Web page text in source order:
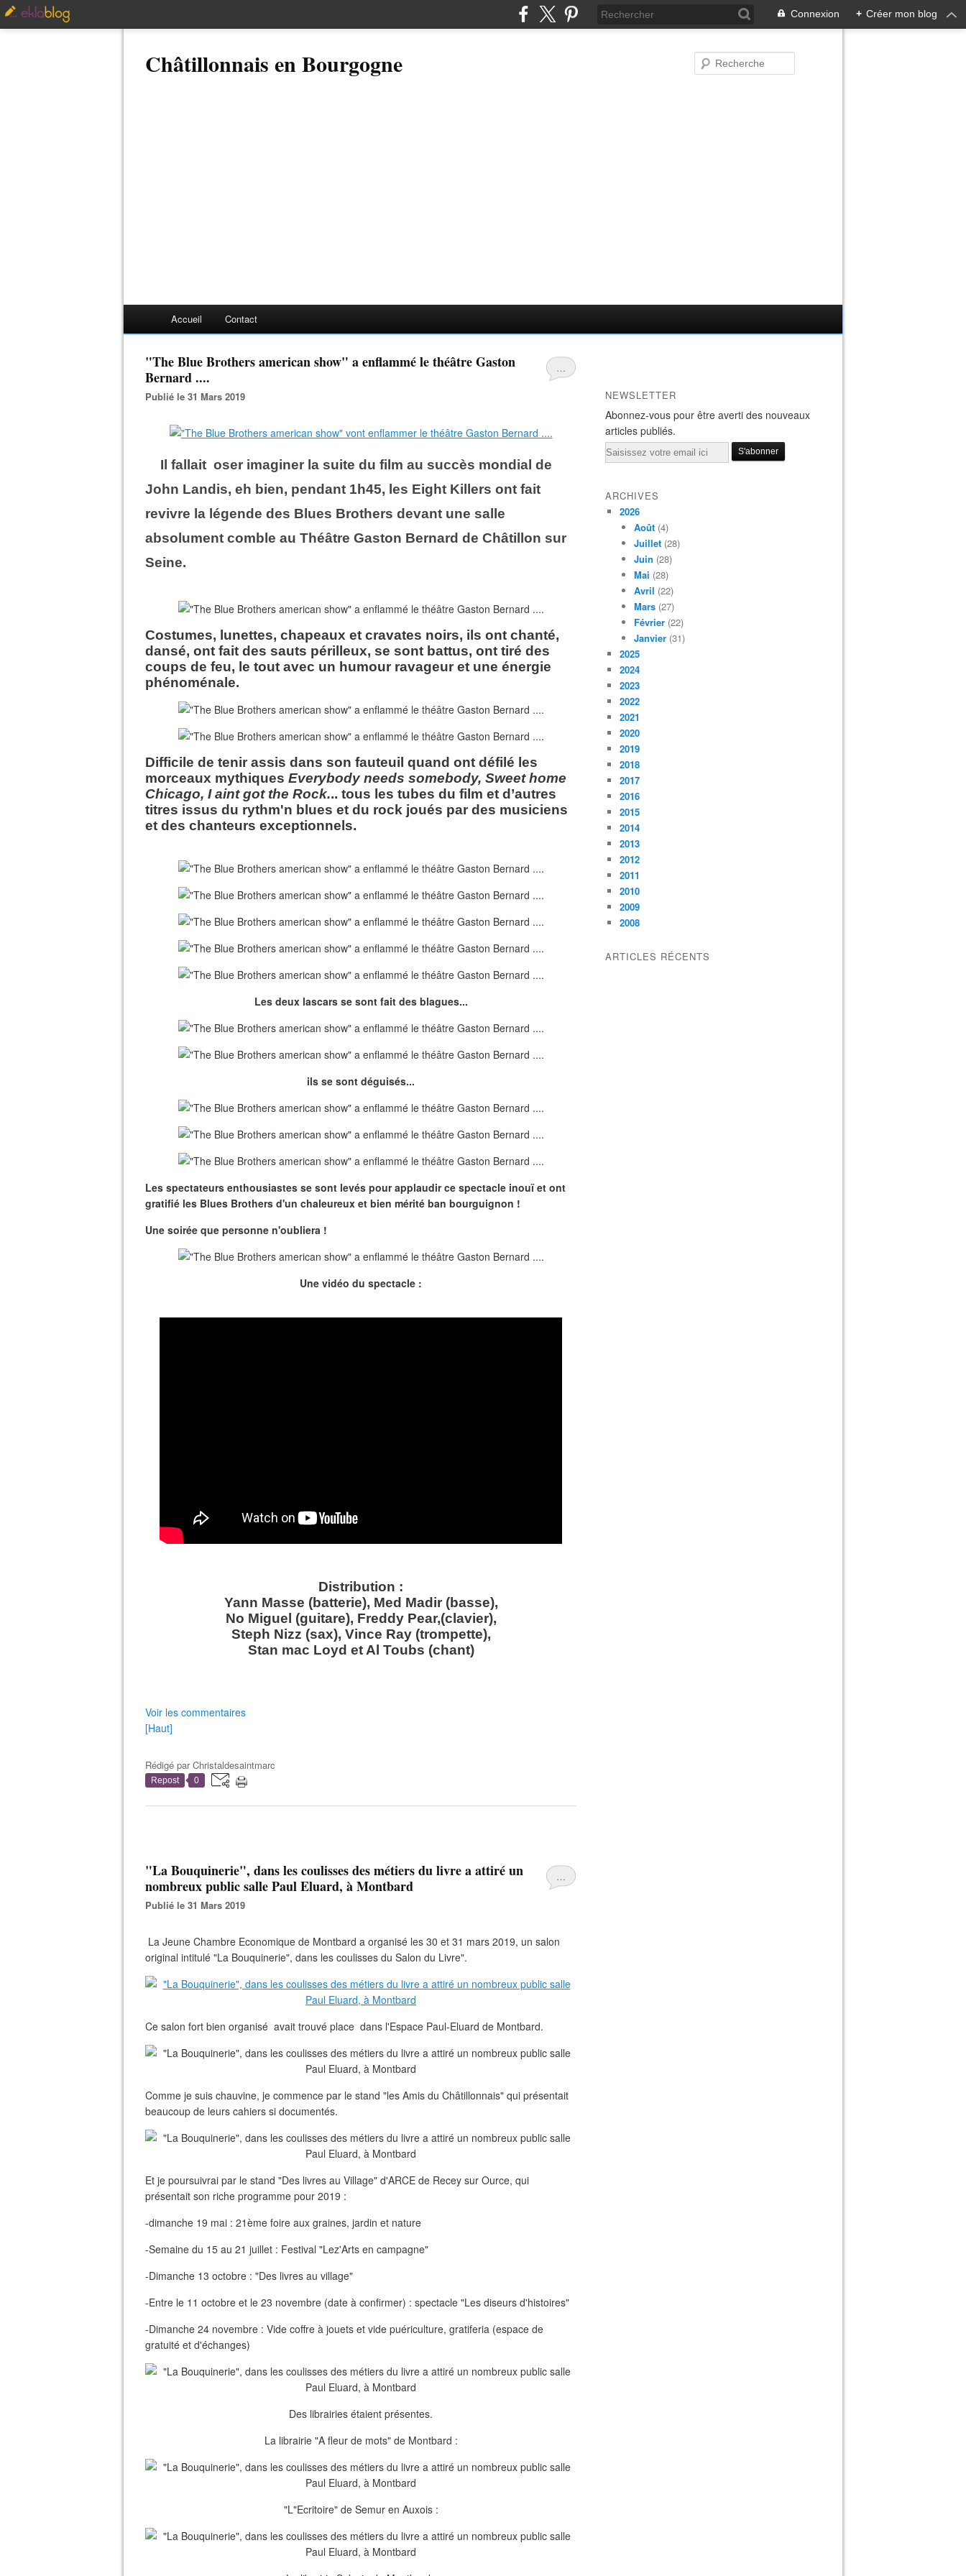
Connexion + Créer mon blog
Châtillonnais en Bourgogne
Accueil Contact
…
"The Blue Brothers american show" a enflammé le théâtre Gaston
Bernard ....
Publié le 31 Mars 2019
Il fallait oser imaginer la suite du film au succès mondial de
John Landis, eh bien, pendant 1h45, les Eight Killers ont fait
revivre la légende des Blues Brothers devant une salle
absolument comble au Théâtre Gaston Bernard de Châtillon sur
Seine.
Costumes, lunettes, chapeaux et cravates noirs, ils ont chanté,
dansé, ont fait des sauts périlleux, se sont battus, ont tiré des
coups de feu, le tout avec un humour ravageur et une énergie
phénoménale.
Difficile de tenir assis dans son fauteuil quand ont défilé les
morceaux mythiques Everybody needs somebody, Sweet home
Chicago, I aint got the Rock... tous les tubes du film et d’autres
titres issus du rythm'n blues et du rock joués par des musiciens
et des chanteurs exceptionnels.
Les deux lascars se sont fait des blagues...
ils se sont déguisés...
Les spectateurs enthousiastes se sont levés pour applaudir ce spectacle inouï et ont
gratifié les Blues Brothers d'un chaleureux et bien mérité ban bourguignon !
Une soirée que personne n'oubliera !
Une vidéo du spectacle :
Distribution :
Yann Masse (batterie), Med Madir (basse),
No Miguel (guitare), Freddy Pear,(clavier),
Steph Nizz (sax), Vince Ray (trompette),
Stan mac Loyd et Al Toubs (chant)
Voir les commentaires
[Haut]
Rédigé parChristaldesaintmarc
Repost 0
…
"La Bouquinerie", dans les coulisses des métiers du livre a attiré un
nombreux public salle Paul Eluard, à Montbard
Publié le 31 Mars 2019
La Jeune Chambre Economique de Montbard a organisé les 30 et 31 mars 2019, un salon
original intitulé "La Bouquinerie", dans les coulisses du Salon du Livre".
Ce salon fort bien organisé avait trouvé place dans l'Espace Paul-Eluard de Montbard.
Comme je suis chauvine, je commence par le stand "les Amis du Châtillonnais" qui présentait
beaucoup de leurs cahiers si documentés.
Et je poursuivrai par le stand "Des livres au Village" d'ARCE de Recey sur Ource, qui
présentait son riche programme pour 2019 :
-dimanche 19 mai : 21ème foire aux graines, jardin et nature
-Semaine du 15 au 21 juillet : Festival "Lez'Arts en campagne"
-Dimanche 13 octobre : "Des livres au village"
-Entre le 11 octobre et le 23 novembre (date à confirmer) : spectacle "Les diseurs d'histoires"
-Dimanche 24 novembre : Vide coffre à jouets et vide puériculture, gratiferia (espace de
gratuité et d'échanges)
Des librairies étaient présentes.
La librairie "A fleur de mots" de Montbard :
"L"Ecritoire" de Semur en Auxois :
NEWSLETTER
Abonnez-vous pour être averti des nouveaux
articles publiés.
Email
ARCHIVES
2026
Août (4)
Juillet (28)
Juin (28)
Mai (28)
Avril (22)
Mars (27)
Février (22)
Janvier (31)
2025
2024
2023
2022
2021
2020
2019
2018
2017
2016
2015
2014
2013
2012
2011
2010
2009
2008
ARTICLES RÉCENTS